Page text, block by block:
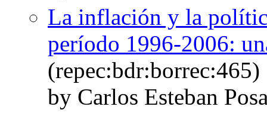
La inflación y la
período 1996-2006:
(repec:bdr:borrec:465)
by Carlos Esteban